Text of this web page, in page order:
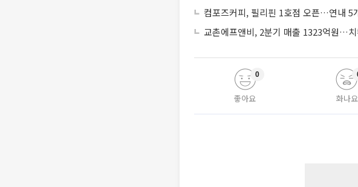
컴포즈커피, 필리핀 1호점 오픈…연내 5
교촌에프앤비, 2분기 매출 1323억원…
좋아요
0
화나요